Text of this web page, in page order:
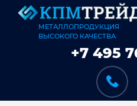
МЕТАЛЛОПРОДУКЦИЯ
ВЫСОКОГО КАЧЕСТВА
+7 495